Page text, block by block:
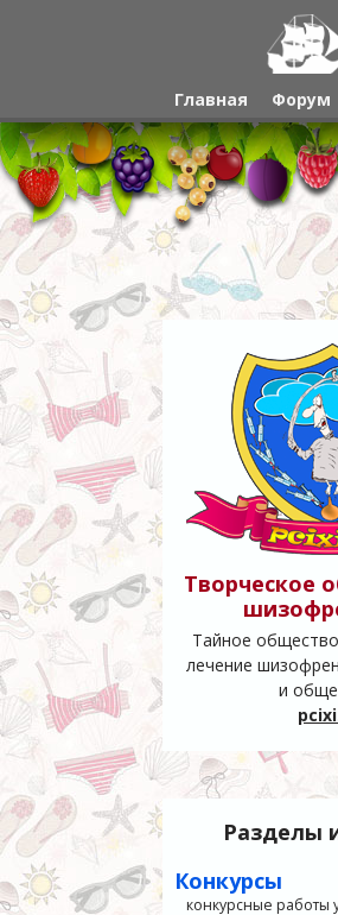
Главная Форум
Творческое
Тайное
лечение
и
Разделы
Конкурсы
конкурсные работы